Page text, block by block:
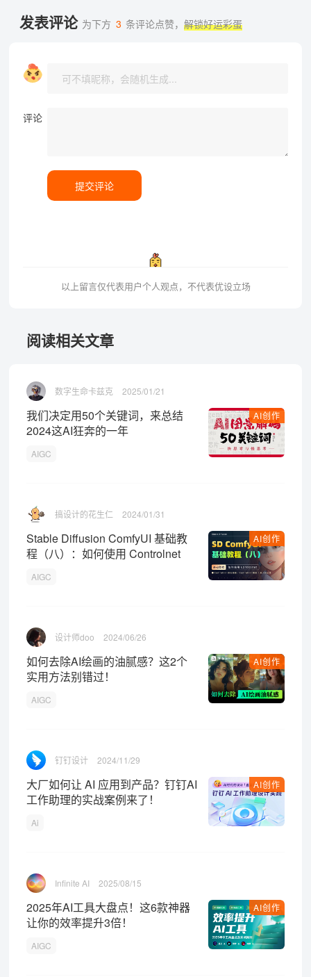
发表评论 为下方 3 条评论点赞，解锁好运彩蛋
评论
提交评论
以上留言仅代表用户个人观点，不代表优设立场
阅读相关文章
数字生命卡兹克 2025/01/21
AI创作
我们决定用50个关键词，来总结
2024这AI狂奔的一年
AIGC
搞设计的花生仁 2024/01/31
AI创作
Stable Diffusion ComfyUI 基础教
程（八）：如何使用 Controlnet
AIGC
设计师doo 2024/06/26
AI创作
如何去除AI绘画的油腻感？这2个
实用方法别错过！
AIGC
钉钉设计 2024/11/29
AI创作
大厂如何让 AI 应用到产品？钉钉AI
工作助理的实战案例来了！
Ai
Infinite AI 2025/08/15
AI创作
2025年AI工具大盘点！这6款神器
让你的效率提升3倍！
AIGC